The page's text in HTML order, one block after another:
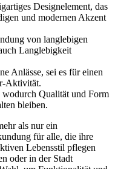
Designelement, das
und modernen Akzent
von langlebigen
Langlebigkeit
Anlässe, sei es für einen
Aktivität.
wodurch Qualität und Form
bleiben.
als nur ein
für alle, die ihre
Lebensstil pflegen
oder in der Stadt